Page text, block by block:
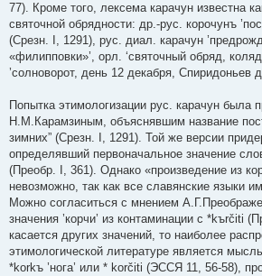
77). Кроме того, лексема карачун известна
святочной обрядности: др.-рус. корочунъ
(Срезн. I, 1291), рус. диал. карачун
«филипповки»’, орл. ‘святочный обряд,
’солноворот, день 12 декабря, Спиридоньев
Попытка этимологизации рус. карачун была
Н.М.Карамзиным, объяснявшим название
зимних” (Срезн. I, 1291). Той же версии
определявший первоначальное значение
(Преобр. I, 361). Однако «произведение из
невозможно, так как все славянские языки
Можно согласиться с мнением
значения ’корчи’ из контаминации с *kъrčiti
касается других значений, то наиболее
этимологической литературе является
*korkъ ’нога’ или * kоrčiti (ЭССЯ 11, 56-58),